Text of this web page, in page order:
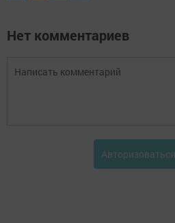
Нет комментариев
Авторизоваться